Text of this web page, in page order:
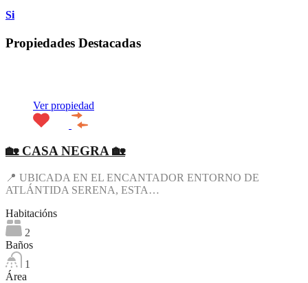
Si
Propiedades Destacadas
Ver propiedad
🏡 CASA NEGRA 🏡
📍 UBICADA EN EL ENCANTADOR ENTORNO DE
ATLÁNTIDA SERENA, ESTA…
Habitacións
2
Baños
1
Área